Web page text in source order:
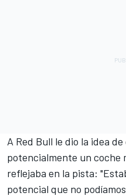
A Red Bull le dio la idea
potencialmente un coche
reflejaba en la pista:
potencial que no